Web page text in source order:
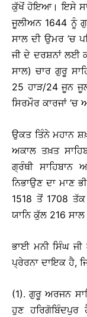
ਕੁੱਖੋਂ ਹੋਇਆ। ਇਸੇ
ਜੂਲੀਅਨ 1644 ਨੂੰ
ਸਾਲ ਦੀ ਉਮਰ ’ਚ
ਜੀ ਦੇ ਦਰਸ਼ਨਾਂ ਲਈ
ਸਾਲ) ਚਾਰ ਗੁਰੂ
25 ਹਾੜ/24 ਜੂਨ
ਸਿਰਮੌਰ ਕਾਰਜਾਂ ’ਚ
ਉਕਤ ਤਿੰਨੇ ਮਹਾਨ
ਅਕਾਲ ਤਖ਼ਤ
ਗ੍ਰੰਥੀ ਸਾਹਿਬਾਨ
ਨਿਭਾਉਣ ਦਾ ਮਾਣ
1518 ਤੋਂ 1708
ਯਾਨਿ ਕੁੱਲ 216
ਭਾਈ ਮਨੀ ਸਿੰਘ
ਪ੍ਰੇਰਨਾ ਦਾਇਕ ਹੈ,
(1). ਗੁਰੂ ਅਰਜਨ
ਹੁਣ